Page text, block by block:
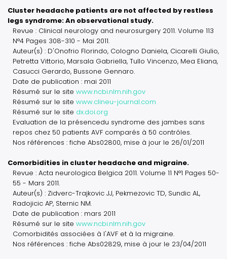
Cluster headache patients are not affected by restless
legs syndrome: An observational study.
Revue : Clinical neurology and neurosurgery 2011. Volume 113
N°4 Pages 308-310 - Mai 2011.
Auteur(s) : D'Onofrio Florindo, Cologno Daniela, Cicarelli Giulio,
Petretta Vittorio, Marsala Gabriella, Tullo Vincenzo, Mea Eliana,
Casucci Gerardo, Bussone Gennaro.
Date de publication : mai 2011
Résumé sur le site www.ncbi.nlm.nih.gov
Résumé sur le site www.clineu-journal.com
Résumé sur le site dx.doi.org
Evaluation de la présencedu syndrome des jambes sans
repos chez 50 patients AVF comparés à 50 contrôles.
Nos références : fiche Abs02800, mise à jour le 26/01/2011
Comorbidities in cluster headache and migraine.
Revue : Acta neurologica Belgica 2011. Volume 11 N°1 Pages 50-
55 - Mars 2011.
Auteur(s) : Zidverc-Trajkovic JJ, Pekmezovic TD, Sundic AL,
Radojicic AP, Sternic NM.
Date de publication : mars 2011
Résumé sur le site www.ncbi.nlm.nih.gov
Comorbidités associées à l'AVF et à la migraine.
Nos références : fiche Abs02829, mise à jour le 23/04/2011